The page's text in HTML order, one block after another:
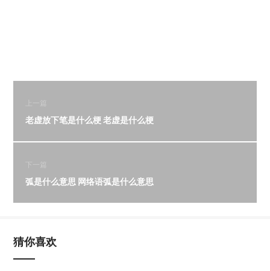
上一篇
老虚放下笔是什么梗 老虚是什么梗
下一篇
弧是什么意思 网络语弧是什么意思
猜你喜欢